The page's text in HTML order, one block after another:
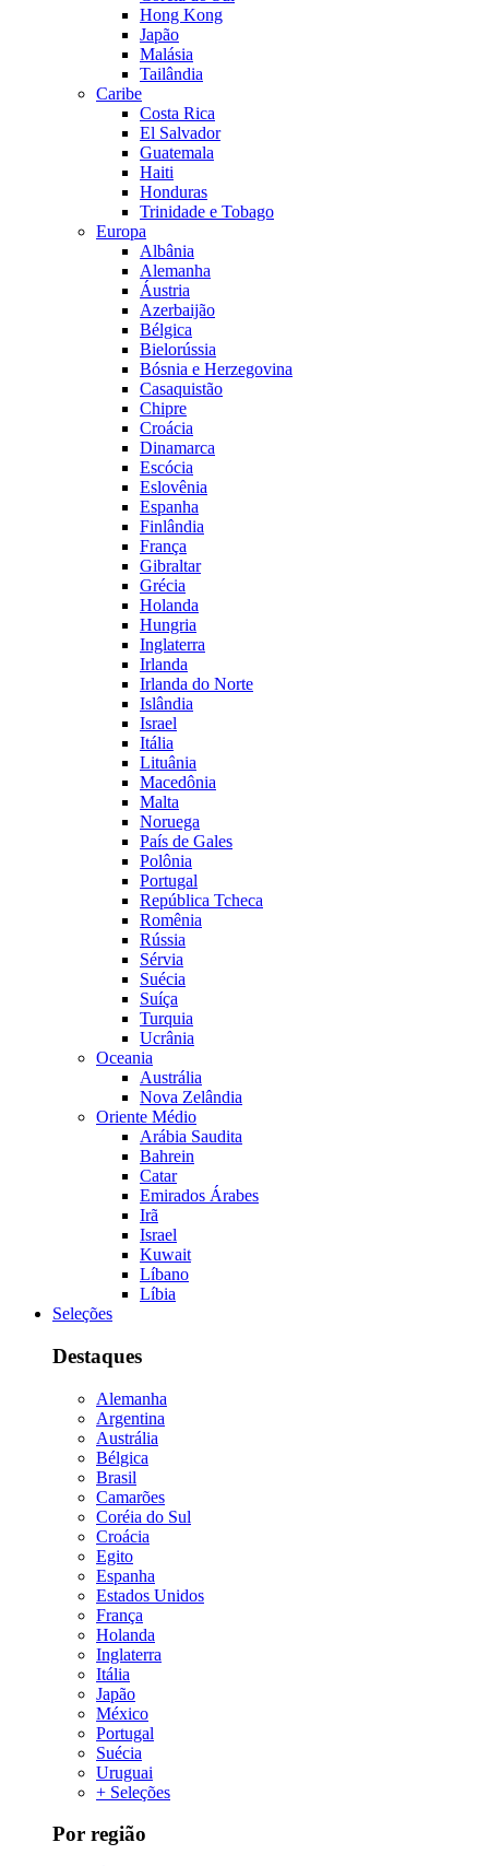
Hong Kong
Japão
Malásia
Tailândia
Caribe
Costa Rica
El Salvador
Guatemala
Haiti
Honduras
Trinidade e Tobago
Europa
Albânia
Alemanha
Áustria
Azerbaijão
Bélgica
Bielorússia
Bósnia e Herzegovina
Casaquistão
Chipre
Croácia
Dinamarca
Escócia
Eslovênia
Espanha
Finlândia
França
Gibraltar
Grécia
Holanda
Hungria
Inglaterra
Irlanda
Irlanda do Norte
Islândia
Israel
Itália
Lituânia
Macedônia
Malta
Noruega
País de Gales
Polônia
Portugal
República Tcheca
Romênia
Rússia
Sérvia
Suécia
Suíça
Turquia
Ucrânia
Oceania
Austrália
Nova Zelândia
Oriente Médio
Arábia Saudita
Bahrein
Catar
Emirados Árabes
Irã
Israel
Kuwait
Líbano
Líbia
Seleções
Destaques
Alemanha
Argentina
Austrália
Bélgica
Brasil
Camarões
Coréia do Sul
Croácia
Egito
Espanha
Estados Unidos
França
Holanda
Inglaterra
Itália
Japão
México
Portugal
Suécia
Uruguai
+ Seleções
Por região